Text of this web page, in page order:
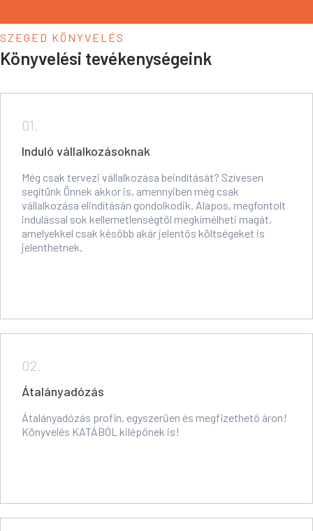
SZEGED KÖNYVELÉS
Könyvelési tevékenységeink
01.
Induló vállalkozásoknak
Még csak tervezi vállalkozása beindítását? Szívesen
segítünk Önnek akkor is, amennyiben még csak
vállalkozása elindításán gondolkodik. Alapos, megfontolt
indulással sok kellemetlenségtől megkímélheti magát,
amelyekkel csak később akár jelentős költségeket is
jelenthetnek.
02.
Átalányadózás
Átalányadózás profin, egyszerűen és megfizethető áron!
Könyvelés KATÁBÓL kilépőnek is!